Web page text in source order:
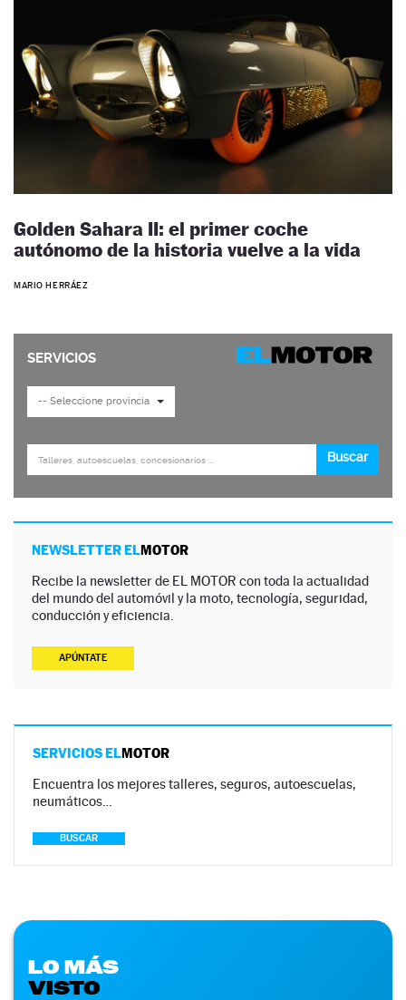
Golden Sahara II: el primer coche
autónomo de la historia vuelve a la vida
MARIO HERRÁEZ
NEWSLETTER ELMOTOR
Recibe la newsletter de EL MOTOR con toda la actualidad
del mundo del automóvil y la moto, tecnología, seguridad,
conducción y eficiencia.
APÚNTATE
SERVICIOS ELMOTOR
Encuentra los mejores talleres, seguros, autoescuelas,
neumáticos…
BUSCAR
LO MÁS
VISTO